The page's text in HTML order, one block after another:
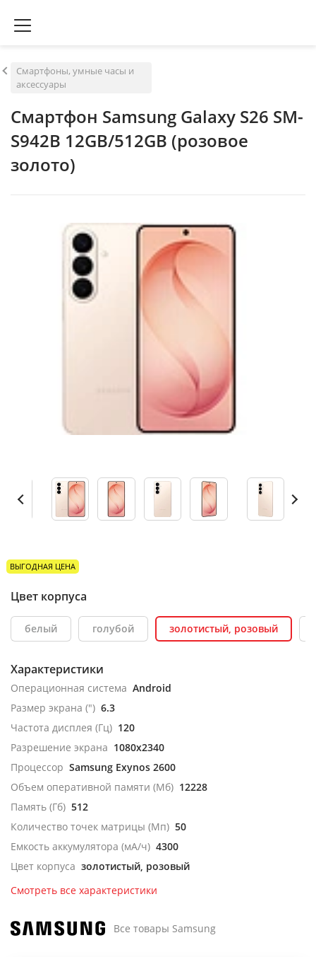
Смартфоны, умные часы и
аксессуары
Смартфон Samsung Galaxy S26 SM-
S942B 12GB/512GB (розовое
золото)
ВЫГОДНАЯ ЦЕНА
Цвет корпуса
белый голубой золотистый, розовый
Характеристики
Операционная система Android
Размер экрана (") 6.3
Частота дисплея (Гц) 120
Разрешение экрана 1080x2340
Процессор Samsung Exynos 2600
Объем оперативной памяти (Мб) 12228
Память (Гб) 512
Количество точек матрицы (Мп) 50
Емкость аккумулятора (мА/ч) 4300
Цвет корпуса золотистый, розовый
Смотреть все характеристики
Все товары Samsung